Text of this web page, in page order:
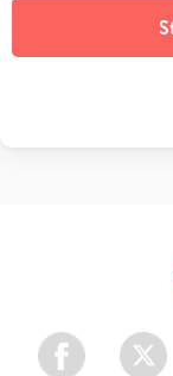
Facebook Twitter